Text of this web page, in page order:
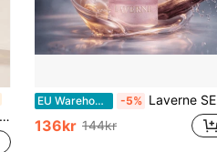
EU Warehouse -5% Laverne SENSE 250ML - PARFYMAD BODY MIST För kvinnor. Fin och uppfriskande kroppsspray.
136kr 144kr